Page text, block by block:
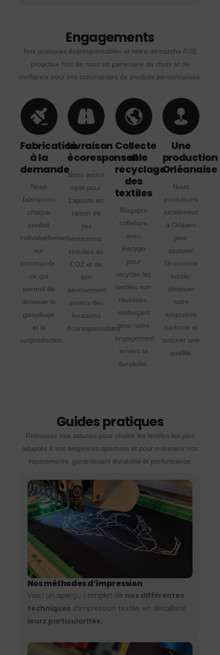
Engagements
Nos pratiques écoresponsables et notre démarche RSE
proactive font de nous un partenaire de choix et de
confiance pour vos commandes de produits personnalisés.
Fabrication
à la
demande
Nous
fabriquons
chaque
produit
individuellement
sur
commande,
ce qui
permet de
diminuer le
gaspillage
et la
surproduction.
Livraison
écoresponsable
Nous avons
opté pour
Laposte en
raison de
ses
émissions
réduites de
CO2 et de
son
dévouement
envers des
livraisons
écoresponsables.
Collecte
et
recyclage
des
textiles
Blagapro
collabore
avec
Recygo
pour
recycler les
textiles non
réutilisés,
renforçant
ainsi notre
engagement
envers la
durabilité.
Une
production
Orléanaise
Nous
produisons
localement
à Orléans
pour
soutenir
l'économie
locale,
diminuer
notre
empreinte
carbone et
assurer une
qualité.
Guides pratiques
Retrouvez nos astuces pour choisir les textiles les plus
adaptés à vos exigences sportives et pour entretenir vos
équipements, garantissant durabilité et performance.
Nos méthodes d’impression
Voici un aperçu complet de nos différentes
techniques d’impression textile, en détaillant
leurs particularités.